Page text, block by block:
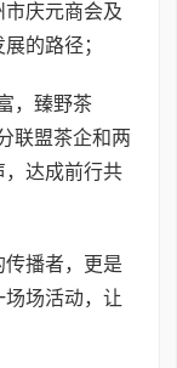
庆元商会及
的路径；
，臻野茶
联盟茶企和两
，达成前行共
播者，更是
场活动，让